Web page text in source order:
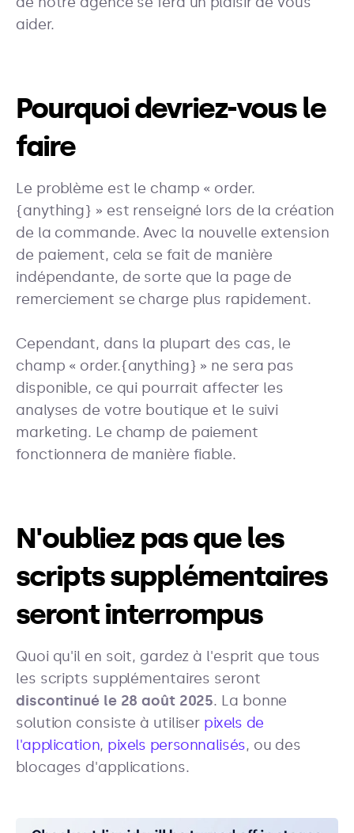
aider.
Pourquoi devriez-vous le
faire
Le problème est le champ « order.
{anything} » est renseigné lors de la création
de la commande. Avec la nouvelle extension
de paiement, cela se fait de manière
indépendante, de sorte que la page de
remerciement se charge plus rapidement.
Cependant, dans la plupart des cas, le
champ « order.{anything} » ne sera pas
disponible, ce qui pourrait affecter les
analyses de votre boutique et le suivi
marketing. Le champ de paiement
fonctionnera de manière fiable.
N'oubliez pas que les
scripts supplémentaires
seront interrompus
Quoi qu'il en soit, gardez à l'esprit que tous
les scripts supplémentaires seront
discontinué le 28 août 2025. La bonne
solution consiste à utiliser pixels de
l'application, pixels personnalisés, ou des
blocages d'applications.